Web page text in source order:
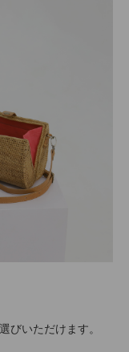
びいただけます。